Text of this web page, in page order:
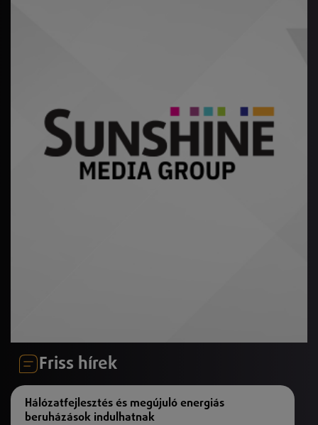
Friss hírek
Hálózatfejlesztés és megújuló energiás
beruházások indulhatnak